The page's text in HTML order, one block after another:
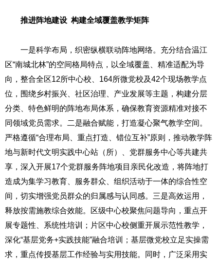
推进阵地建设 构建全域覆盖教学矩阵
一是科学布局，织密纵横联动阵地网络。充分结合温江
区“南城北林”的空间格局特点，以全域覆盖、精准适配为导
向，整合全区12所中心校、164所微党校及42个现场教学点
位，围绕乡村振兴、社区治理、产业发展等主题，构建分层
分类、特色鲜明的阵地布局体系，确保教育资源精准对接不
同领域党员需求。二是融合赋能，打造凝心聚气教学空间。
严格遵循“合理布局、重点打造、错位互补”原则，推动教学阵
地与新时代文明实践中心站（所）、党群服务中心等共建共
享，深入开展17个党群服务阵地项目亲民化改造，将阵地打
造成为集学习教育、服务群众、组织活动于一体的综合性空
间，切实增强党员群众的归属感与认同感。三是高效运用，
释放按需施教综合效能。区级中心校聚焦问题导向，重点开
展专题性、系统性培训；片区中心校侧重开展示范性教学，
深化“基层党务+实践技能”融合培训；基层微党校立足实操需
求，重点传授基层工作经验与实用技能。同时，广泛采用实